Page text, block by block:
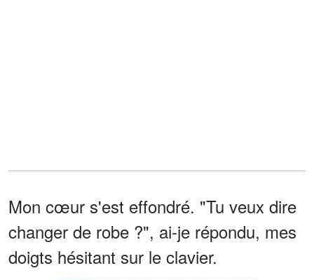
Mon cœur s'est effondré. "Tu veux dire
changer de robe ?", ai-je répondu, mes
doigts hésitant sur le clavier.